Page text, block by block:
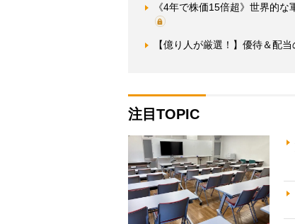
《4年で株価15倍超》世界的
【億り人が厳選！】優待＆配
注目TOPIC